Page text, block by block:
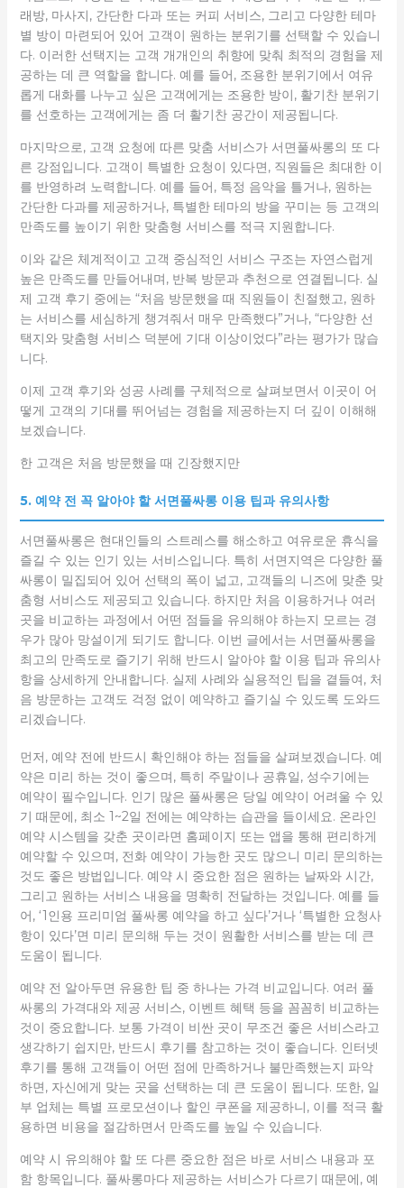
래방, 마사지, 간단한 다과 또는 커피 서비스, 그리고 다양한 테마
별 방이 마련되어 있어 고객이 원하는 분위기를 선택할 수 있습니
다. 이러한 선택지는 고객 개개인의 취향에 맞춰 최적의 경험을 제
공하는 데 큰 역할을 합니다. 예를 들어, 조용한 분위기에서 여유
롭게 대화를 나누고 싶은 고객에게는 조용한 방이, 활기찬 분위기
를 선호하는 고객에게는 좀 더 활기찬 공간이 제공됩니다.
마지막으로, 고객 요청에 따른 맞춤 서비스가 서면풀싸롱의 또 다
른 강점입니다. 고객이 특별한 요청이 있다면, 직원들은 최대한 이
를 반영하려 노력합니다. 예를 들어, 특정 음악을 틀거나, 원하는
간단한 다과를 제공하거나, 특별한 테마의 방을 꾸미는 등 고객의
만족도를 높이기 위한 맞춤형 서비스를 적극 지원합니다.
이와 같은 체계적이고 고객 중심적인 서비스 구조는 자연스럽게
높은 만족도를 만들어내며, 반복 방문과 추천으로 연결됩니다. 실
제 고객 후기 중에는 “처음 방문했을 때 직원들이 친절했고, 원하
는 서비스를 세심하게 챙겨줘서 매우 만족했다”거나, “다양한 선
택지와 맞춤형 서비스 덕분에 기대 이상이었다”라는 평가가 많습
니다.
이제 고객 후기와 성공 사례를 구체적으로 살펴보면서 이곳이 어
떻게 고객의 기대를 뛰어넘는 경험을 제공하는지 더 깊이 이해해
보겠습니다.
한 고객은 처음 방문했을 때 긴장했지만
5. 예약 전 꼭 알아야 할 서면풀싸롱 이용 팁과 유의사항
서면풀싸롱은 현대인들의 스트레스를 해소하고 여유로운 휴식을
즐길 수 있는 인기 있는 서비스입니다. 특히 서면지역은 다양한 풀
싸롱이 밀집되어 있어 선택의 폭이 넓고, 고객들의 니즈에 맞춘 맞
춤형 서비스도 제공되고 있습니다. 하지만 처음 이용하거나 여러
곳을 비교하는 과정에서 어떤 점들을 유의해야 하는지 모르는 경
우가 많아 망설이게 되기도 합니다. 이번 글에서는 서면풀싸롱을
최고의 만족도로 즐기기 위해 반드시 알아야 할 이용 팁과 유의사
항을 상세하게 안내합니다. 실제 사례와 실용적인 팁을 곁들여, 처
음 방문하는 고객도 걱정 없이 예약하고 즐기실 수 있도록 도와드
리겠습니다.
먼저, 예약 전에 반드시 확인해야 하는 점들을 살펴보겠습니다. 예
약은 미리 하는 것이 좋으며, 특히 주말이나 공휴일, 성수기에는
예약이 필수입니다. 인기 많은 풀싸롱은 당일 예약이 어려울 수 있
기 때문에, 최소 1~2일 전에는 예약하는 습관을 들이세요. 온라인
예약 시스템을 갖춘 곳이라면 홈페이지 또는 앱을 통해 편리하게
예약할 수 있으며, 전화 예약이 가능한 곳도 많으니 미리 문의하는
것도 좋은 방법입니다. 예약 시 중요한 점은 원하는 날짜와 시간,
그리고 원하는 서비스 내용을 명확히 전달하는 것입니다. 예를 들
어, ‘1인용 프리미엄 풀싸롱 예약을 하고 싶다’거나 ‘특별한 요청사
항이 있다’면 미리 문의해 두는 것이 원활한 서비스를 받는 데 큰
도움이 됩니다.
예약 전 알아두면 유용한 팁 중 하나는 가격 비교입니다. 여러 풀
싸롱의 가격대와 제공 서비스, 이벤트 혜택 등을 꼼꼼히 비교하는
것이 중요합니다. 보통 가격이 비싼 곳이 무조건 좋은 서비스라고
생각하기 쉽지만, 반드시 후기를 참고하는 것이 좋습니다. 인터넷
후기를 통해 고객들이 어떤 점에 만족하거나 불만족했는지 파악
하면, 자신에게 맞는 곳을 선택하는 데 큰 도움이 됩니다. 또한, 일
부 업체는 특별 프로모션이나 할인 쿠폰을 제공하니, 이를 적극 활
용하면 비용을 절감하면서 만족도를 높일 수 있습니다.
예약 시 유의해야 할 또 다른 중요한 점은 바로 서비스 내용과 포
함 항목입니다. 풀싸롱마다 제공하는 서비스가 다르기 때문에, 예